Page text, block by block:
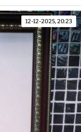
12-12-2025, 20:23